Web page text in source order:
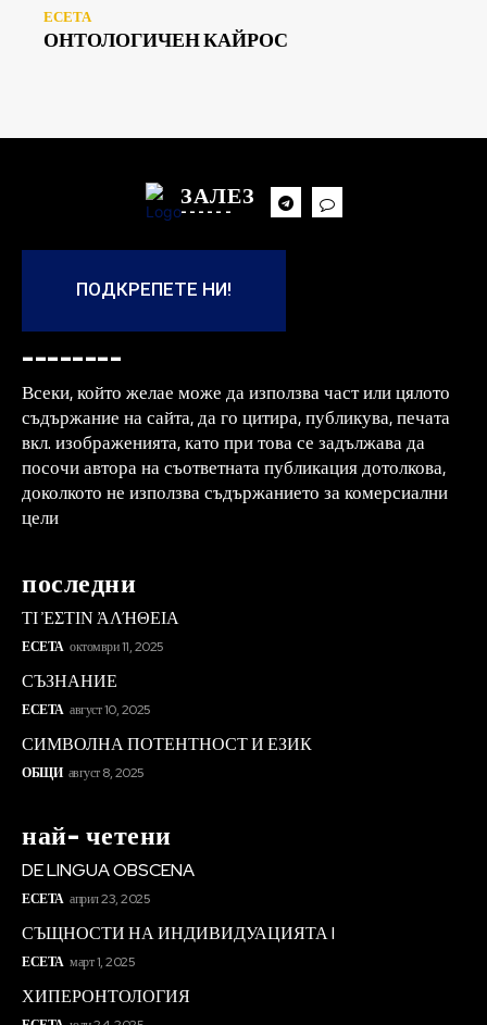
ЕСЕТА
ОНТОЛОГИЧЕН КАЙРОС
ЗАЛЕЗ
------
ПОДКРЕПЕТЕ НИ!
--------
Всеки, който желае може да използва част или цялото
съдържание на сайта, да го цитира, публикува, печата
вкл. изображенията, като при това се задължава да
посочи автора на съответната публикация дотолкова,
доколкото не използва съдържанието за комерсиални
цели
последни
ΤΙ ἘΣΤΙΝ ἈΛΉΘΕΙΑ
ЕСЕТА октомври 11, 2025
СЪЗНАНИЕ
ЕСЕТА август 10, 2025
СИМВОЛНА ПОТЕНТНОСТ И ЕЗИК
ОБЩИ август 8, 2025
най- четени
DE LINGUA OBSCENA
ЕСЕТА април 23, 2025
СЪЩНОСТИ НА ИНДИВИДУАЦИЯТА I
ЕСЕТА март 1, 2025
ХИПЕРОНТОЛОГИЯ